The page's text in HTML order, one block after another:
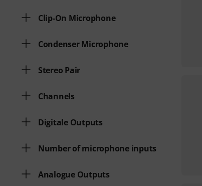
Clip-On Microphone
Condenser Microphone
Stereo Pair
Channels
Digitale Outputs
Number of microphone inputs
Analogue Outputs